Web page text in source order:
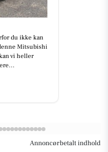
du ikke kan
Mitsubishi
vi heller
Annoncørbetalt indhold